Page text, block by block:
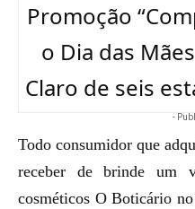
Promoção
o Dia das
Claro de seis
-
Todo consumidor que
receber de brinde um
cosméticos O Boticário